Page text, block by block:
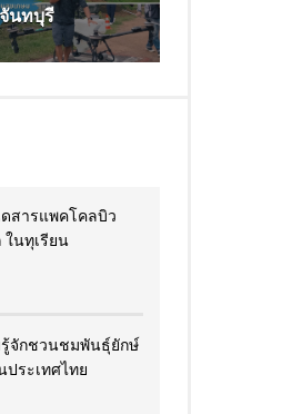
นทบุรี
สารแพคโคลบิว
ในทุเรียน
จักชวนชมพันธุ์ยักษ์
ประเทศไทย